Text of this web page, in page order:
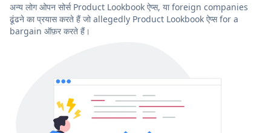
अन्य लोग ओपन सोर्स Product Lookbook ऐप्स, या foreign companies
ढूंढने का प्रयास करते हैं जो allegedly Product Lookbook ऐप्स for a
bargain ऑफ़र करते हैं।